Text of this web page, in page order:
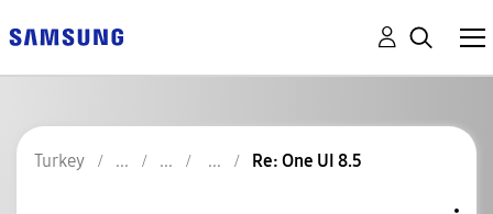
Turkey Re: One UI 8.5